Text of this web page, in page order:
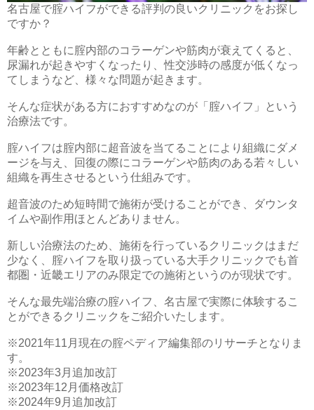
名古屋で腟ハイフができる評判の良いクリニックをお探し
ですか？
年齢とともに腟内部のコラーゲンや筋肉が衰えてくると、
尿漏れが起きやすくなったり、性交渉時の感度が低くなっ
てしまうなど、様々な問題が起きます。
そんな症状がある方におすすめなのが「腟ハイフ」という
治療法です。
腟ハイフは腟内部に超音波を当てることにより組織にダメ
ージを与え、回復の際にコラーゲンや筋肉のある若々しい
組織を再生させるという仕組みです。
超音波のため短時間で施術が受けることができ、ダウンタ
イムや副作用ほとんどありません。
新しい治療法のため、施術を行っているクリニックはまだ
少なく、腟ハイフを取り扱っている大手クリニックでも首
都圏・近畿エリアのみ限定での施術というのが現状です。
そんな最先端治療の腟ハイフ、名古屋で実際に体験するこ
とができるクリニックをご紹介いたします。
※2021年11月現在の腟ペディア編集部のリサーチとなりま
す。
※2023年3月追加改訂
※2023年12月価格改訂
※2024年9月追加改訂